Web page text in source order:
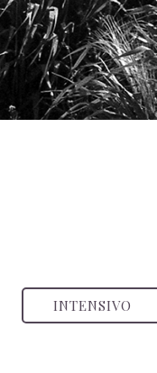
INTENSIVO